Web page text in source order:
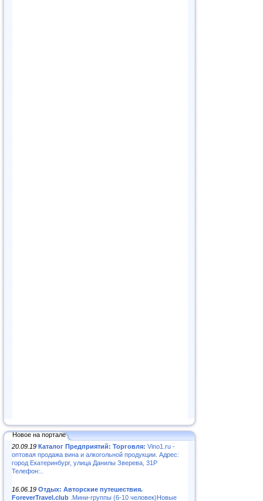
Новое на портале
20.09.19 Каталог Предприятий: Торговля: Vino1.ru -
оптовая продажа вина и алкогольной продукции. Адрес:
город Екатеринбург, улица Данилы Зверева, 31Р
Телефон:..
16.06.19 Отдых: Авторские путешествия.
ForeverTravel.club .Мини-группы (6-10 человек)Новые